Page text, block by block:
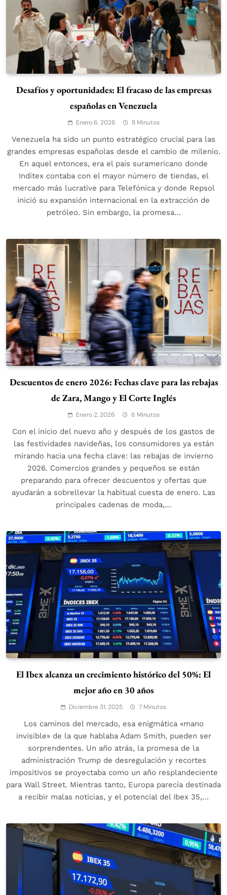
Desafíos y oportunidades: El fracaso de las empresas
españolas en Venezuela
Enero 6, 2026 8 Minutos
Venezuela ha sido un punto estratégico crucial para las
grandes empresas españolas desde el cambio de milenio.
En aquel entonces, era el país suramericano donde
Inditex contaba con el mayor número de tiendas, el
mercado más lucrative para Telefónica y donde Repsol
inició su expansión internacional en la extracción de
petróleo. Sin embargo, la promesa…
Descuentos de enero 2026: Fechas clave para las rebajas
de Zara, Mango y El Corte Inglés
Enero 2, 2026 6 Minutos
Con el inicio del nuevo año y después de los gastos de
las festividades navideñas, los consumidores ya están
mirando hacia una fecha clave: las rebajas de invierno
2026. Comercios grandes y pequeños se están
preparando para ofrecer descuentos y ofertas que
ayudarán a sobrellevar la habitual cuesta de enero. Las
principales cadenas de moda,…
El Ibex alcanza un crecimiento histórico del 50%: El
mejor año en 30 años
Diciembre 31, 2025 7 Minutos
Los caminos del mercado, esa enigmática «mano
invisible» de la que hablaba Adam Smith, pueden ser
sorprendentes. Un año atrás, la promesa de la
administración Trump de desregulación y recortes
impositivos se proyectaba como un año resplandeciente
para Wall Street. Mientras tanto, Europa parecía destinada
a recibir malas noticias, y el potencial del Ibex 35,…